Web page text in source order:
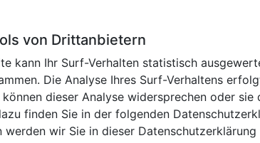
von Drittanbietern
kann Ihr Surf-Verhalten statistisch
Die Analyse Ihres Surf-Verhaltens
dieser Analyse widersprechen oder
finden Sie in der folgenden
wir Sie in dieser Datenschutzerklärung